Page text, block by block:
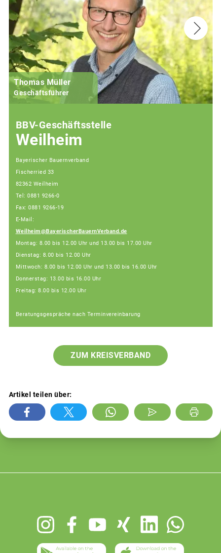
Thomas Müller
Geschäftsführer
BBV-Geschäftsstelle
Weilheim
Bayerischer Bauernverband
Fischerried 33
82362 Weilheim
Tel: 0881 9266-0
Fax: 0881 9266-19
E-Mail:
Weilheim@BayerischerBauernVerband.de
Montag: 8.00 bis 12.00 Uhr und 13.00 bis 17.00 Uhr
Dienstag: 8.00 bis 12.00 Uhr
Mittwoch: 8.00 bis 12.00 Uhr und 13.00 bis 16.00 Uhr
Donnerstag: 13.00 bis 16.00 Uhr
Freitag: 8.00 bis 12.00 Uhr
Beratungsgespräche nach Terminvereinbarung
ZUM KREISVERBAND
Artikel teilen über: